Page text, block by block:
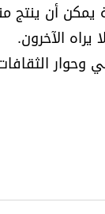
يمكن أن
الآخرون.